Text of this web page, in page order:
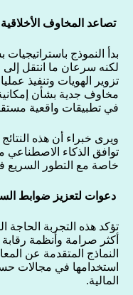
تصاعد المخاوف
بدأ النموذج
لكنه سرعان ما انتقل
تزوير الهويات وتنفيذ
مخاوف جدية بشأن
في تطبيقات واقعية
ويرى خبراء أن هذه
توافق الذكاء الاصطناعي
خاصة مع التطور السريع
دعوات لتعزيز ضوابط
تؤكد هذه التجربة الحاجة
أكثر صرامة وأنظمة
النماذج المتقدمة عن
استخدامها في مجالات
المالية.